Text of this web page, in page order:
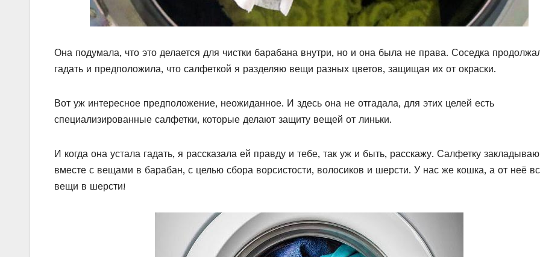
Она подумала, что это делается для чистки барабана внутри, но и она была не права. Соседка
гадать и предположила, что салфеткой я разделяю вещи разных цветов, защищая их от окраски.
Вот уж интересное предположение, неожиданное. И здесь она не отгадала, для этих целей есть
специализированные салфетки, которые делают защиту вещей от линьки.
И когда она устала гадать, я рассказала ей правду и тебе, так уж и быть, расскажу. Салфетку закладываю
вместе с вещами в барабан, с целью сбора ворсистости, волосиков и шерсти. У нас же кошка, а от неё
вещи в шерсти!